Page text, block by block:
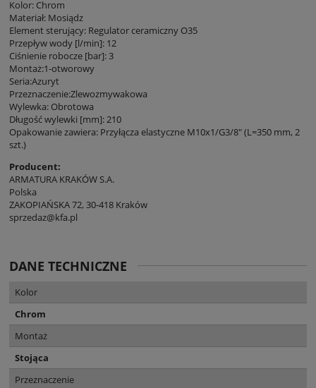
Kolor: Chrom
Materiał: Mosiądz
Element sterujący: Regulator ceramiczny O35
Przepływ wody [l/min]: 12
Ciśnienie robocze [bar]: 3
Montaż:1-otworowy
Seria:Azuryt
Przeznaczenie:Zlewozmywakowa
Wylewka: Obrotowa
Długość wylewki [mm]: 210
Opakowanie zawiera: Przyłącza elastyczne M10x1/G3/8" (L=350 mm, 2
szt.)
Producent:
ARMATURA KRAKÓW S.A.
Polska
ZAKOPIAŃSKA 72, 30-418 Kraków
sprzedaz@kfa.pl
DANE TECHNICZNE
Kolor
Chrom
Montaż
Stojąca
Przeznaczenie